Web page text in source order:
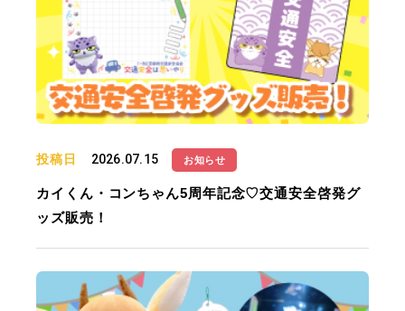
投稿日 2026.07.15 お知らせ
カイくん・コンちゃん5周年記念♡交通安全啓発グ
ッズ販売！